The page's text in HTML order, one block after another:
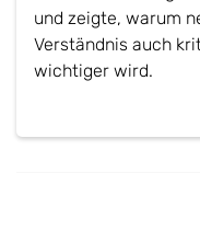
und zeigte, warum
Verständnis auch
wichtiger wird.